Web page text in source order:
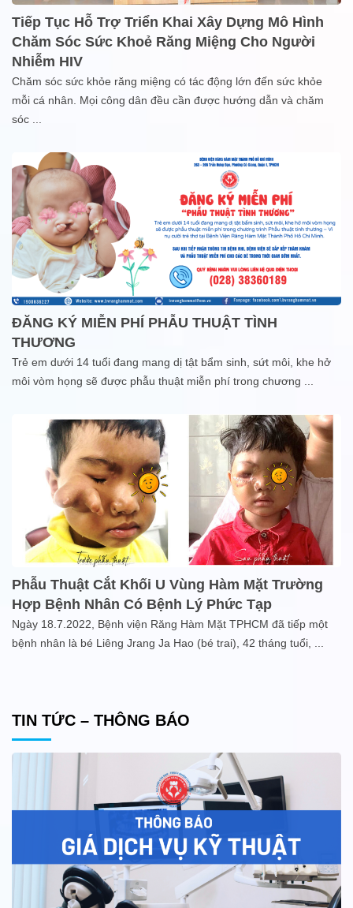
Tiếp Tục Hỗ Trợ Triển Khai Xây Dựng Mô Hình
Chăm Sóc Sức Khoẻ Răng Miệng Cho Người
Nhiễm HIV
Chăm sóc sức khỏe răng miệng có tác động lớn đến sức khỏe
mỗi cá nhân. Mọi công dân đều cần được hướng dẫn và chăm
sóc
ĐĂNG KÝ MIỄN PHÍ PHẪU THUẬT TÌNH
THƯƠNG
Trẻ em dưới 14 tuổi đang mang dị tật bẩm sinh, sứt môi, khe hở
môi vòm họng sẽ được phẫu thuật miễn phí trong chương
Phẫu Thuật Cắt Khối U Vùng Hàm Mặt Trường
Hợp Bệnh Nhân Có Bệnh Lý Phức Tạp
Ngày 18.7.2022, Bệnh viện Răng Hàm Mặt TPHCM đã tiếp một
bệnh nhân là bé Liêng Jrang Ja Hao (bé trai), 42 tháng tuổi,
TIN TỨC – THÔNG BÁO